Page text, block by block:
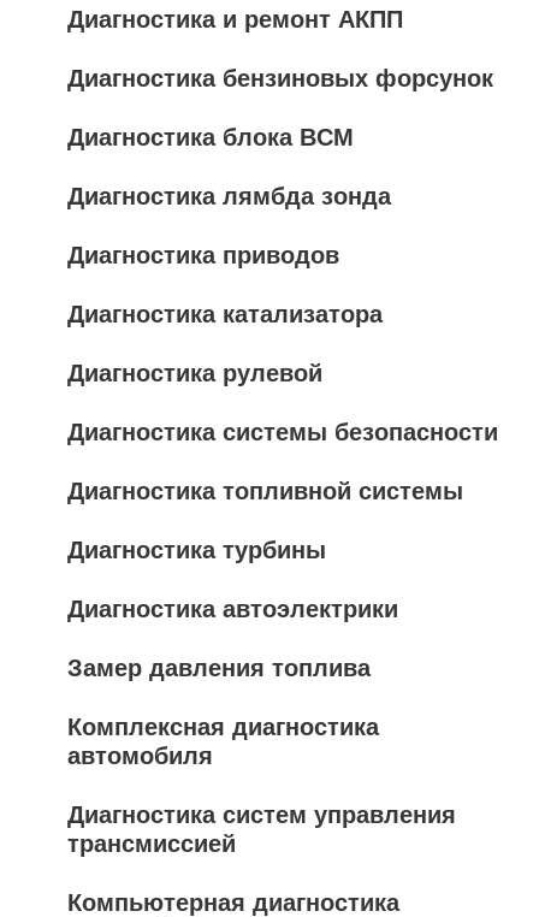
Диагностика и ремонт АКПП
Диагностика бензиновых форсунок
Диагностика блока BCM
Диагностика лямбда зонда
Диагностика приводов
Диагностика катализатора
Диагностика рулевой
Диагностика системы безопасности
Диагностика топливной системы
Диагностика турбины
Диагностика автоэлектрики
Замер давления топлива
Комплексная диагностика
автомобиля
Диагностика систем управления
трансмиссией
Компьютерная диагностика